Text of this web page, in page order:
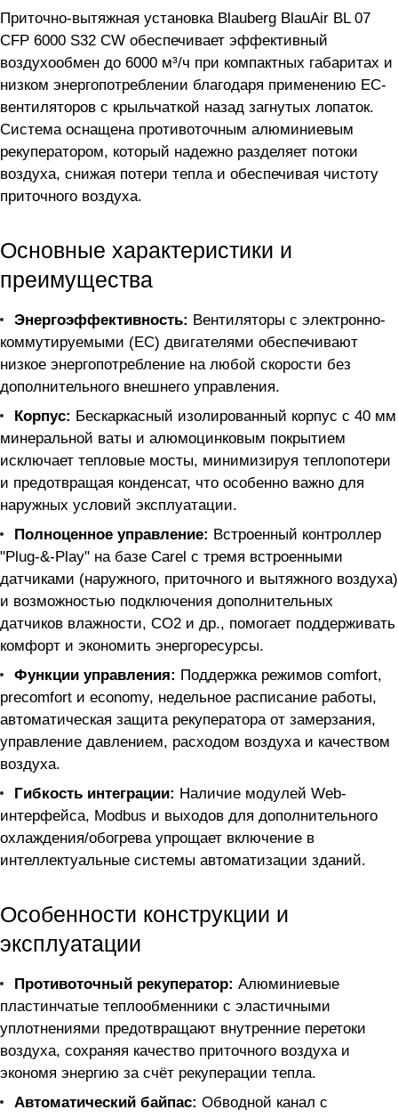
Приточно-вытяжная установка Blauberg BlauAir BL 07
CFP 6000 S32 CW обеспечивает эффективный
воздухообмен до 6000 м³/ч при компактных габаритах и
низком энергопотреблении благодаря применению EC-
вентиляторов с крыльчаткой назад загнутых лопаток.
Система оснащена противоточным алюминиевым
рекуператором, который надежно разделяет потоки
воздуха, снижая потери тепла и обеспечивая чистоту
приточного воздуха.
Основные характеристики и
преимущества
Энергоэффективность: Вентиляторы с электронно-
коммутируемыми (EC) двигателями обеспечивают
низкое энергопотребление на любой скорости без
дополнительного внешнего управления.
Корпус: Бескаркасный изолированный корпус с 40 мм
минеральной ваты и алюмоцинковым покрытием
исключает тепловые мосты, минимизируя теплопотери
и предотвращая конденсат, что особенно важно для
наружных условий эксплуатации.
Полноценное управление: Встроенный контроллер
"Plug-&-Play" на базе Carel с тремя встроенными
датчиками (наружного, приточного и вытяжного воздуха)
и возможностью подключения дополнительных
датчиков влажности, CO2 и др., помогает поддерживать
комфорт и экономить энергоресурсы.
Функции управления: Поддержка режимов comfort,
precomfort и economy, недельное расписание работы,
автоматическая защита рекуператора от замерзания,
управление давлением, расходом воздуха и качеством
воздуха.
Гибкость интеграции: Наличие модулей Web-
интерфейса, Modbus и выходов для дополнительного
охлаждения/обогрева упрощает включение в
интеллектуальные системы автоматизации зданий.
Особенности конструкции и
эксплуатации
Противоточный рекуператор: Алюминиевые
пластинчатые теплообменники с эластичными
уплотнениями предотвращают внутренние перетоки
воздуха, сохраняя качество приточного воздуха и
экономя энергию за счёт рекуперации тепла.
Автоматический байпас: Обводной канал с